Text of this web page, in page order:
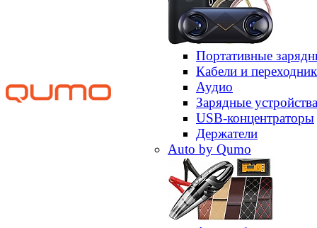
Портативные
Кабели и
Аудио
Зарядные устройства
USB-концентраторы
Держатели
Auto by Qumo